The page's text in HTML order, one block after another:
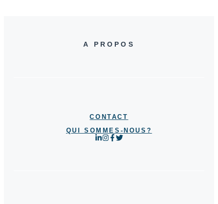
A PROPOS
CONTACT
QUI SOMMES-NOUS?